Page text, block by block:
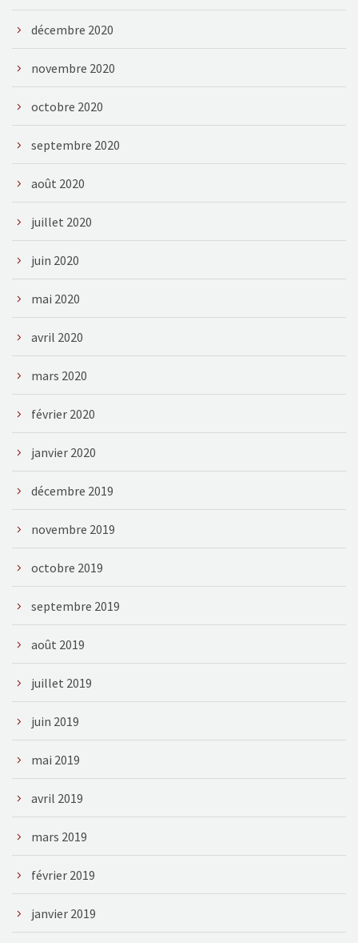
décembre 2020
novembre 2020
octobre 2020
septembre 2020
août 2020
juillet 2020
juin 2020
mai 2020
avril 2020
mars 2020
février 2020
janvier 2020
décembre 2019
novembre 2019
octobre 2019
septembre 2019
août 2019
juillet 2019
juin 2019
mai 2019
avril 2019
mars 2019
février 2019
janvier 2019